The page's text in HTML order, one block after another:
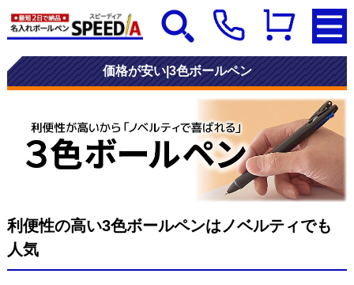
価格が安い|3色ボールペン
利便性の高い3色ボールペンはノベルティでも
人気